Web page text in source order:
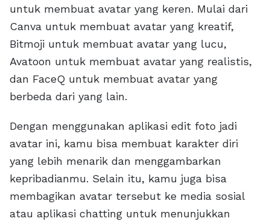
untuk membuat avatar yang keren. Mulai dari
Canva untuk membuat avatar yang kreatif,
Bitmoji untuk membuat avatar yang lucu,
Avatoon untuk membuat avatar yang realistis,
dan FaceQ untuk membuat avatar yang
berbeda dari yang lain.
Dengan menggunakan aplikasi edit foto jadi
avatar ini, kamu bisa membuat karakter diri
yang lebih menarik dan menggambarkan
kepribadianmu. Selain itu, kamu juga bisa
membagikan avatar tersebut ke media sosial
atau aplikasi chatting untuk menunjukkan